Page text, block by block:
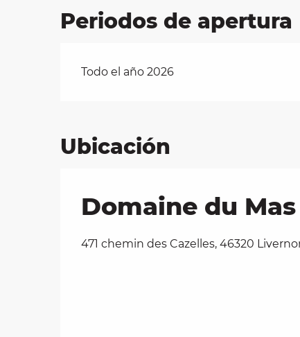
Periodos de apertura
Todo el año 2026
Ubicación
Domaine du
471 chemin des Cazelles, 46320